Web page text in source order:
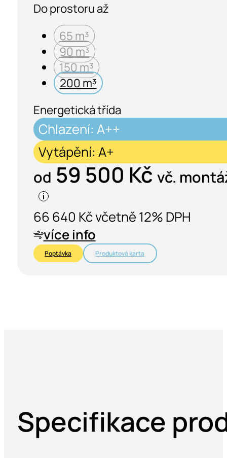
Do prostoru až
65 m³
90 m³
150 m³
200 m³
Energetická třída
Chlazení: A++
Vytápění: A+
od 59 500 Kč vč.
66 640 Kč včetně 12% DPH
více info
Poptávka Produktová karta
Specifikace